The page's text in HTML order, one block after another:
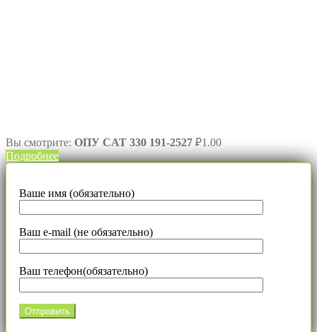
Вы смотрите: ОПУ CAT 330 191-2527 ₽1.00
Подробнее
Ваше имя (обязательно)
Ваш e-mail (не обязательно)
Ваш телефон(обязательно)